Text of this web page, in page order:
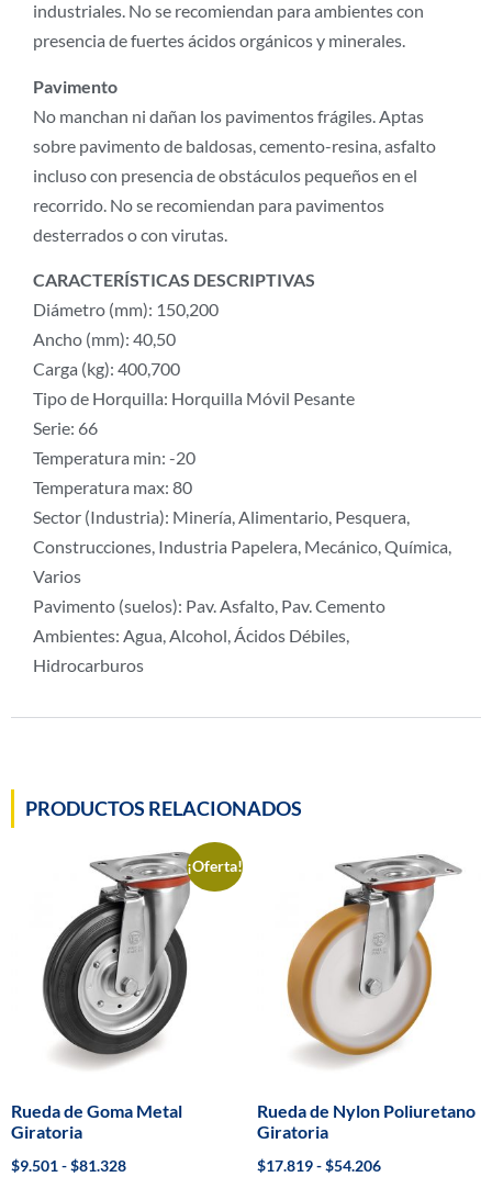
industriales. No se recomiendan para ambientes con
presencia de fuertes ácidos orgánicos y minerales.
Pavimento
No manchan ni dañan los pavimentos frágiles. Aptas
sobre pavimento de baldosas, cemento-resina, asfalto
incluso con presencia de obstáculos pequeños en el
recorrido. No se recomiendan para pavimentos
desterrados o con virutas.
CARACTERÍSTICAS DESCRIPTIVAS
Diámetro (mm): 150,200
Ancho (mm): 40,50
Carga (kg): 400,700
Tipo de Horquilla: Horquilla Móvil Pesante
Serie: 66
Temperatura min: -20
Temperatura max: 80
Sector (Industria): Minería, Alimentario, Pesquera,
Construcciones, Industria Papelera, Mecánico, Química,
Varios
Pavimento (suelos): Pav. Asfalto, Pav. Cemento
Ambientes: Agua, Alcohol, Ácidos Débiles,
Hidrocarburos
PRODUCTOS RELACIONADOS
¡Oferta!
Rueda de Goma Metal
Giratoria
$9.501-$81.328
Rueda de Nylon Poliuretano
Giratoria
$17.819-$54.206